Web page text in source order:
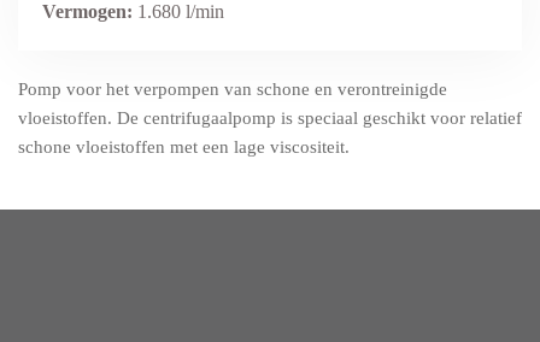
Vermogen: 1.680 l/min
Pomp voor het verpompen van schone en verontreinigde
vloeistoffen. De centrifugaalpomp is speciaal geschikt voor relatief
schone vloeistoffen met een lage viscositeit.